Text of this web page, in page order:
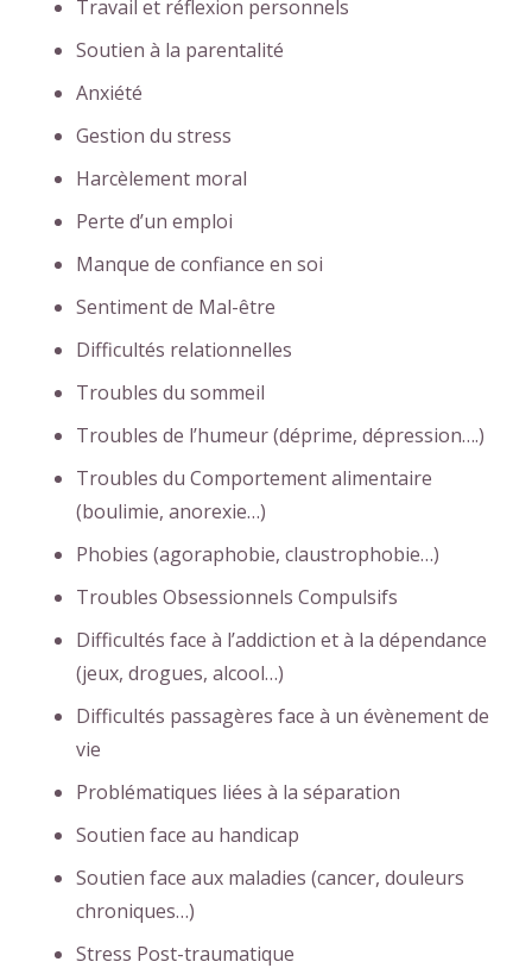
Travail et réflexion personnels
Soutien à la parentalité
Anxiété
Gestion du stress
Harcèlement moral
Perte d’un emploi
Manque de confiance en soi
Sentiment de Mal-être
Difficultés relationnelles
Troubles du sommeil
Troubles de l’humeur (déprime, dépression….)
Troubles du Comportement alimentaire
(boulimie, anorexie…)
Phobies (agoraphobie, claustrophobie…)
Troubles Obsessionnels Compulsifs
Difficultés face à l’addiction et à la dépendance
(jeux, drogues, alcool…)
Difficultés passagères face à un évènement de
vie
Problématiques liées à la séparation
Soutien face au handicap
Soutien face aux maladies (cancer, douleurs
chroniques…)
Stress Post-traumatique